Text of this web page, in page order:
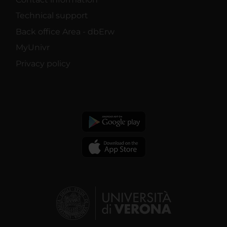
Technical support
Back office Area - dbErw
MyUnivr
Privacy policy